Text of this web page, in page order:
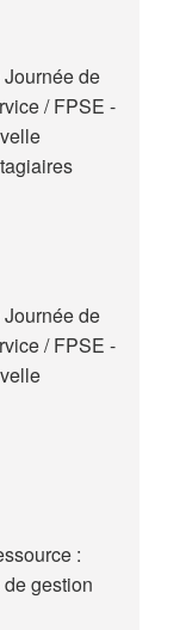
de
/ FPSE -
de
/ FPSE -
:
gestion